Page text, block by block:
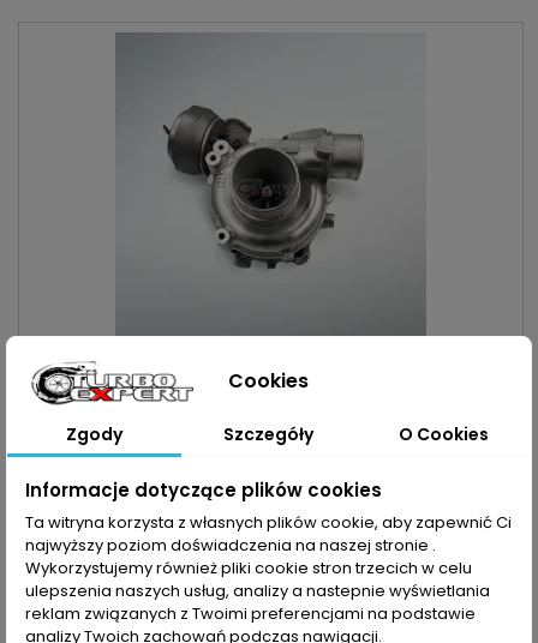
TURBO MAZDA 2.0 MZR-CD 110KM-143KM
Turbosprężarka po regeneracji MARKA: Mazda MODEL: Mazda
3 | Mazda 5 | Mazda 6 KOD SILNIKA: RF5C | RF7J | MZ-CD | GG-
GYPOJEMNOŚĆ: 1998ccm 2.0 MZR-CD MOC: 110KM / 81kW |
121KM / 89kW | 143KM / 105kW ROK PRODUKCJI: Od 2002r
Cena
1 100,00 zł
 Dodaj do koszyka
Zapytaj o dostępność Tel:+48-717-358-575
Cookies
Zgody Szczegóły O Cookies
Informacje dotyczące plików cookies
Ta witryna korzysta z własnych plików cookie, aby zapewnić Ci
najwyższy poziom doświadczenia na naszej stronie .
Wykorzystujemy również pliki cookie stron trzecich w celu
ulepszenia naszych usług, analizy a nastepnie wyświetlania
reklam związanych z Twoimi preferencjami na podstawie
analizy Twoich zachowań podczas nawigacji.